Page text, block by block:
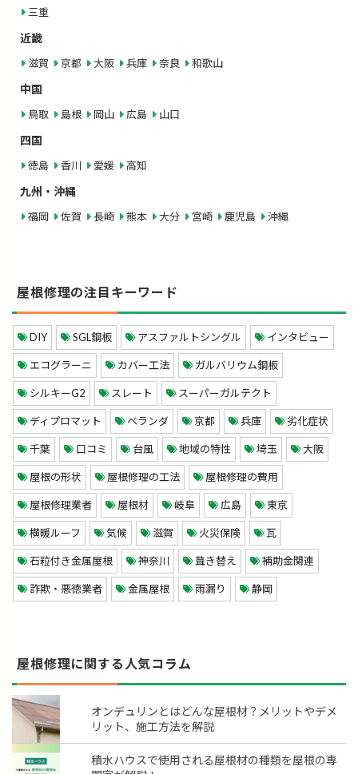
三重
近畿
滋賀 京都 大阪 兵庫 奈良 和歌山
中国
鳥取 島根 岡山 広島 山口
四国
徳島 香川 愛媛 高知
九州・沖縄
福岡 佐賀 長崎 熊本 大分 宮崎 鹿児島 沖縄
屋根修理の注目キーワード
DIY SGL鋼板 アスファルトシングル インタビュー
エコグラーニ カバー工法 ガルバリウム鋼板
シルキーG2 スレート スーパーガルテクト
ディプロマット ベランダ 京都 兵庫 劣化症状
千葉 口コミ 台風 地域の特性 埼玉 大阪
屋根の形状 屋根修理の工法 屋根修理の費用
屋根修理業者 屋根材 岐阜 広島 東京
横暖ルーフ 気候 滋賀 火災保険 瓦
石粒付き金属屋根 神奈川 葺き替え 補助金関連
詐欺・悪徳業者 金属屋根 雨漏り 静岡
屋根修理に関する人気コラム
オンデュリンとはどんな屋根材？メリットやデメ
リット、施工方法を解説
積水ハウスで使用される屋根材の種類を屋根の専